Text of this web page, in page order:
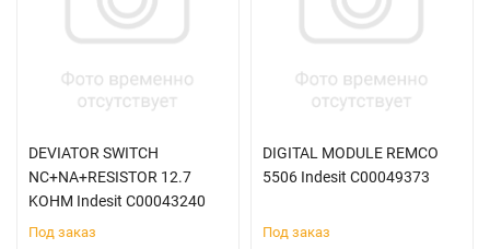
DEVIATOR SWITCH
NC+NA+RESISTOR 12.7
KOHM Indesit C00043240
Под заказ
DIGITAL MODULE REMCO
5506 Indesit C00049373
Под заказ